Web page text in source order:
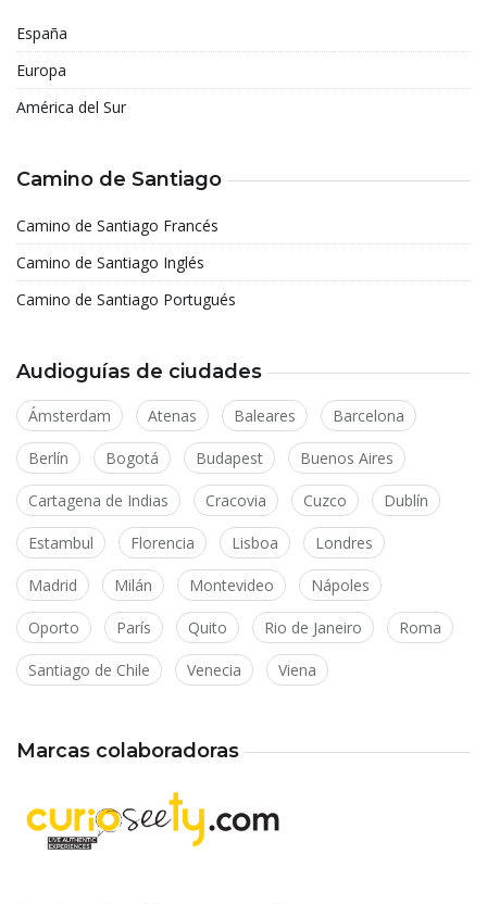
España
Europa
América del Sur
Camino de Santiago
Camino de Santiago Francés
Camino de Santiago Inglés
Camino de Santiago Portugués
Audioguías de ciudades
Ámsterdam Atenas Baleares Barcelona
Berlín Bogotá Budapest Buenos Aires
Cartagena de Indias Cracovia Cuzco Dublín
Estambul Florencia Lisboa Londres
Madrid Milán Montevideo Nápoles
Oporto París Quito Rio de Janeiro Roma
Santiago de Chile Venecia Viena
Marcas colaboradoras